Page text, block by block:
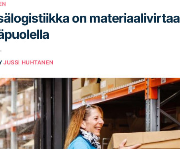
on materiaalivirtaa
JUSSI HUHTANEN